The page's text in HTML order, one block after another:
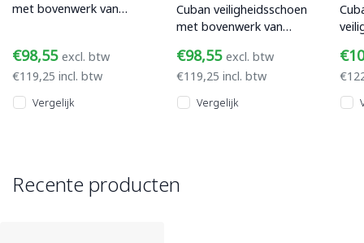
met bovenwerk van
loopzool met
€98,55 excl. btw
€119,25 incl. btw
Vergelijk
Cuban veiligheidsschoen
met bovenwerk van
PU/PU SRC loopzool met
ESD compo
€98,55 excl. btw
€119,25 incl. btw
Vergelijk
PU/
ESD
Recente producten